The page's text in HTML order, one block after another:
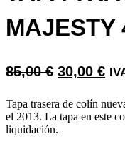
MAJESTY
85,00€ El
original
era:
30,00 €El
Tapa trasera de colín
el 2013. La tapa en este
liquidación.